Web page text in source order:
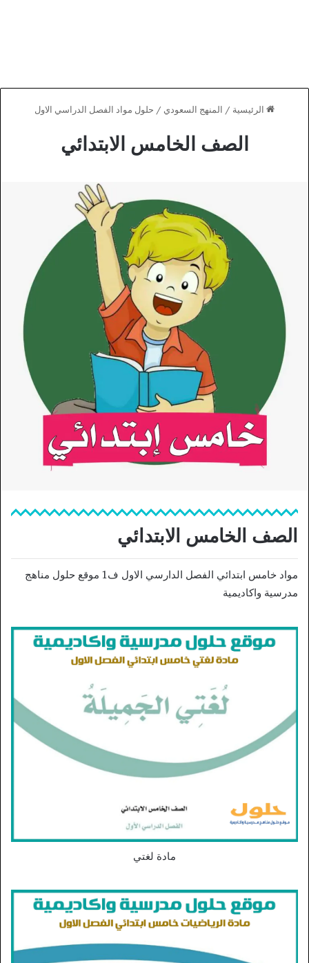
الرئيسية / المنهج السعودي / حلول مواد الفصل الدراسي الاول
الصف الخامس الابتدائي
الصف الخامس الابتدائي
مواد خامس ابتدائي الفصل الدارسي الاول ف1 موقع حلول مناهج
مدرسية واكاديمية
مادة لغتي